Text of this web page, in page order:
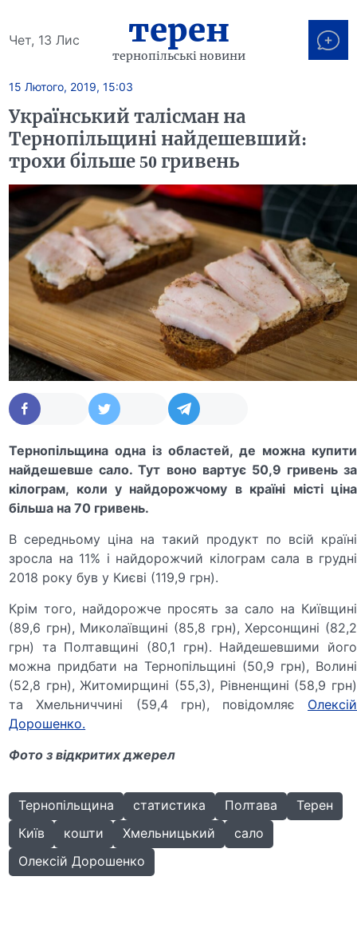
Чет, 13 Лис терен
тернопільські новини
15 Лютого, 2019, 15:03
Український талісман на
Тернопільщині найдешевший:
трохи більше 50 гривень
Тернопільщина одна із областей, де можна купити
найдешевше сало. Тут воно вартує 50,9 гривень за
кілограм, коли у найдорожчому в країні місті ціна
більша на 70 гривень.
В середньому ціна на такий продукт по всій країні
зросла на 11% і найдорожчий кілограм сала в грудні
2018 року був у Києві (119,9 грн).
Крім того, найдорожче просять за сало на Київщині
(89,6 грн), Миколаївщині (85,8 грн), Херсонщині (82,2
грн) та Полтавщині (80,1 грн). Найдешевшими його
можна придбати на Тернопільщині (50,9 грн), Волині
(52,8 грн), Житомирщині (55,3), Рівненщині (58,9 грн)
та Хмельниччині (59,4 грн), повідомляє Олексій
Дорошенко.
Фото з відкритих джерел
Тернопільщина статистика Полтава
Терен
Київ
кошти Хмельницький
сало
Олексій Дорошенко